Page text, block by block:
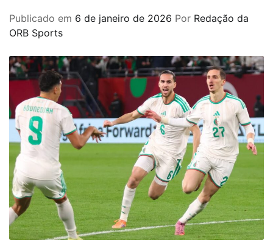
Publicado em 6 de janeiro de 2026 Por Redação da
ORB Sports